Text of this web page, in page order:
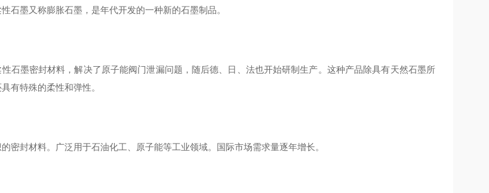
石墨又称膨胀石墨，是年代开发的一种新的石墨制品。
石墨密封材料，解决了原子能阀门泄漏问题，随后德、日、法也开始研制生产。这种产品除具有天然石墨所
有特殊的柔性和弹性。
密封材料。广泛用于石油化工、原子能等工业领域。国际市场需求量逐年增长。